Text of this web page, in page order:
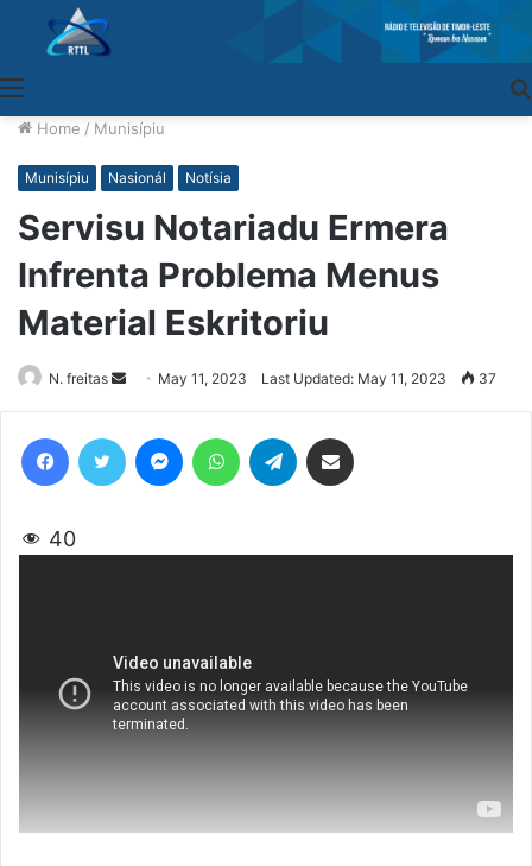
Home / Munisípiu
Munisípiu Nasionál Notísia
Servisu Notariadu Ermera
Infrenta Problema Menus
Material Eskritoriu
N. freitas
Send
an
email
May 11, 2023 Last Updated: May 11, 2023 37
40